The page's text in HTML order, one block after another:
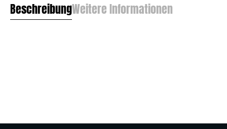
BeschreibungWeitere Informationen